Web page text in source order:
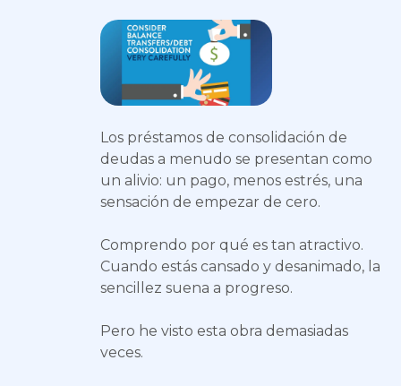
Los préstamos de consolidación de
deudas a menudo se presentan como
un alivio: un pago, menos estrés, una
sensación de empezar de cero.
Comprendo por qué es tan atractivo.
Cuando estás cansado y desanimado, la
sencillez suena a progreso.
Pero he visto esta obra demasiadas
veces.